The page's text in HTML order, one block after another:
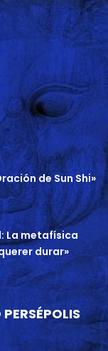
de Sun Shi»
La metafísica
durar»